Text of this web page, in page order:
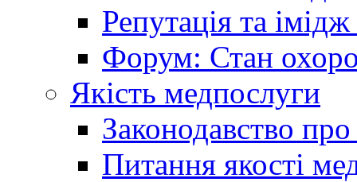
Репутація та
Форум: Стан
Якість медпослуги
Законодавство
Питання якості